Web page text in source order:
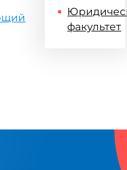
факультет